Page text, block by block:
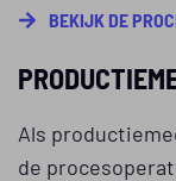
BEKIJK DE
Als
de